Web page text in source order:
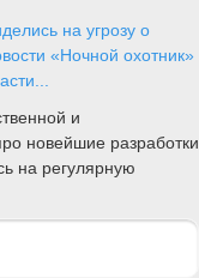
на угрозу о
«Ночной охотник»
и
новейшие разработки
на регулярную